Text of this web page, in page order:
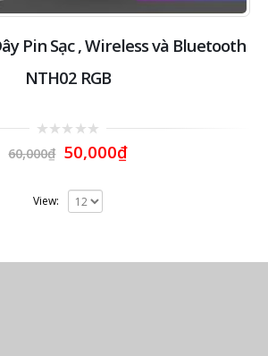
Pin Sạc , Wireless và Bluetooth
NTH02 RGB
out
60,000₫ 50,000₫
View: